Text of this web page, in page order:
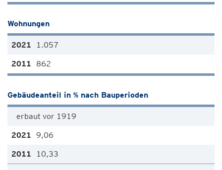
Wohnungen
1.057
862
Gebäudeanteil in % nach Bauperioden
erbaut vor 1919
9,06
10,33